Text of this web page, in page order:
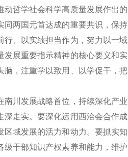
哲学社会科学高质量发展作出的
同两国元首达成的重要共识，保持
行、以实绩担当作为，努力以一域
展重要指示精神的核心要义和实
脑，注重学以致用、以学促干，把
川发展战略首位，持续深化产业
深走实。要深化运用西洽会合作成
域发展的活力和动力。要抓实知
干部知识产权素养和能力，维护